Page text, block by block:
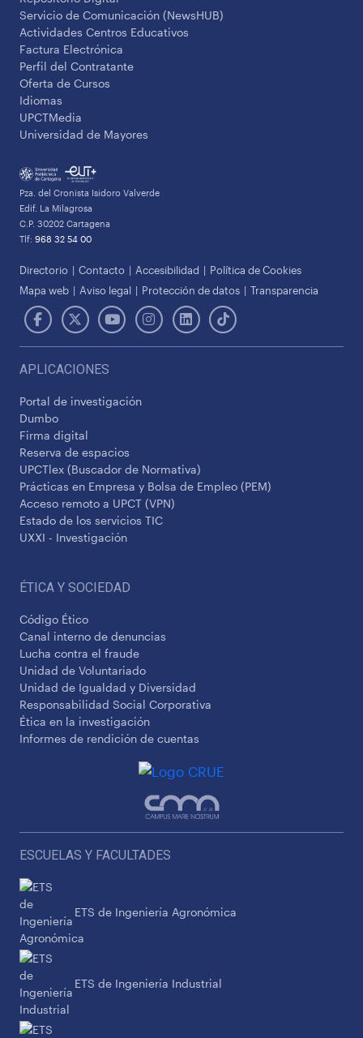
Servicio de Comunicación (NewsHUB)
Actividades Centros Educativos
Factura Electrónica
Perfil del Contratante
Oferta de Cursos
Idiomas
UPCTMedia
Universidad de Mayores
Pza. del Cronista Isidoro Valverde
Edif. La Milagrosa
C.P. 30202 Cartagena
Tlf: 968 32 54 00
Directorio Contacto Accesibilidad
Política de Cookies
Mapa web
Aviso legal Protección de datos Transparencia
APLICACIONES
Portal de investigación
Dumbo
Firma digital
Reserva de espacios
UPCTlex (Buscador de Normativa)
Prácticas en Empresa y Bolsa de Empleo (PEM)
Acceso remoto a UPCT (VPN)
Estado de los servicios TIC
UXXI - Investigación
ÉTICA Y SOCIEDAD
Código Ético
Canal interno de denuncias
Lucha contra el fraude
Unidad de Voluntariado
Unidad de Igualdad y Diversidad
Responsabilidad Social Corporativa
Ética en la investigación
Informes de rendición de cuentas
ESCUELAS Y FACULTADES
ETS de Ingeniería Agronómica
ETS de Ingeniería Industrial